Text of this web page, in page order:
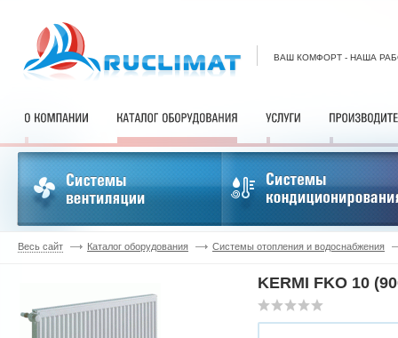
ВАШ КОМФОРТ - НАША
Весь сайт Каталог оборудования Системы отопления и водоснабжения
KERMI FKO 10